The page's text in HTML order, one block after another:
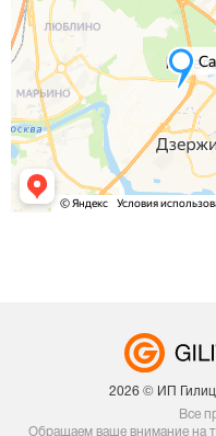
2026 © ИП
Все
Обращаем ваше внимание на